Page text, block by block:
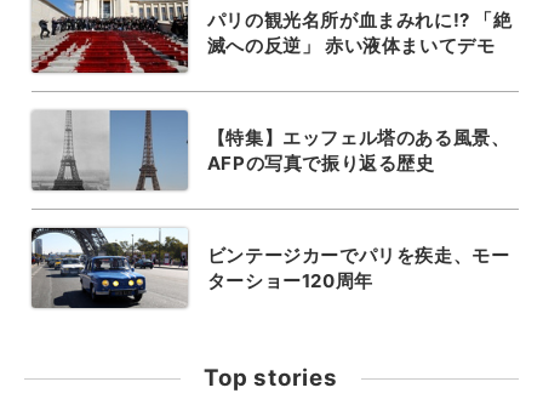
パリの観光名所が血まみれに!? 「絶
滅への反逆」 赤い液体まいてデモ
【特集】エッフェル塔のある風景、
AFPの写真で振り返る歴史
ビンテージカーでパリを疾走、モー
ターショー120周年
Top stories